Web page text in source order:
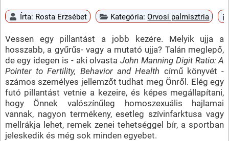
Írta: Rosta Erzsébet Kategória:Orvosi palmisztria
Vessen egy pillantást a jobb kezére. Melyik ujja a
hosszabb, a gyűrűs- vagy a mutató ujja? Talán meglepő,
de egy idegen is - aki olvastaJohn Manning Digit Ratio: A
Pointer to Fertility, Behavior and Health című könyvét -
számos személyes jellemzőt tudhat meg Önről. Elég egy
futó pillantást vetnie a kezeire, és képes megállapítani,
hogy Önnek valószínűleg homoszexuális hajlamai
vannak, nagyon termékeny, esetleg szívinfarktusa vagy
mellrákja lehet, remek zenei tehetséggel bír, a sportban
jeleskedik és még sok minden egyebet.